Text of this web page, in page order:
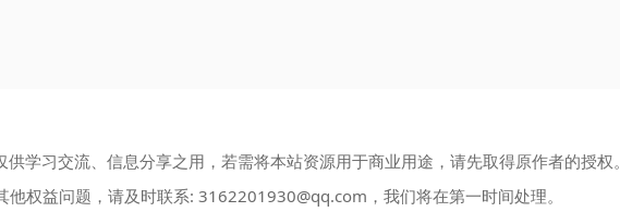
学习交流、信息分享之用，若需将本站资源用于商业用途，请先取得原作者的授权。
他权益问题，请及时联系: 3162201930@qq.com ，我们将在第一时间处理。